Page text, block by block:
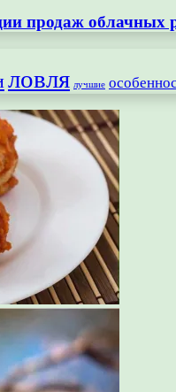
продаж облачных
ловля лучшие